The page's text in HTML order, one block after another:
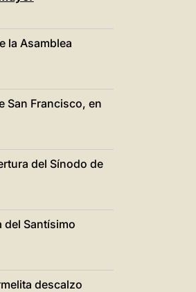
la Asamblea
San Francisco, en
del Sínodo de
del Santísimo
descalzo